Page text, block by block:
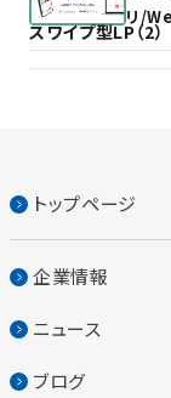
スワイプ型LP（2）
リ/
トップページ
企業情報
ニュース
ブログ